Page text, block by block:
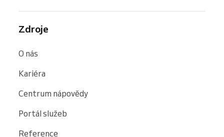
Zdroje
O nás
Kariéra
Centrum nápovědy
Portál služeb
Reference